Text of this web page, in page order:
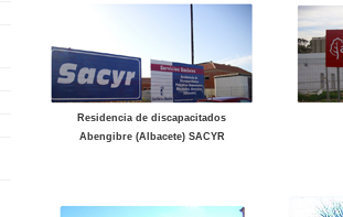
Residencia de discapacitados
Abengibre (Albacete) SACYR